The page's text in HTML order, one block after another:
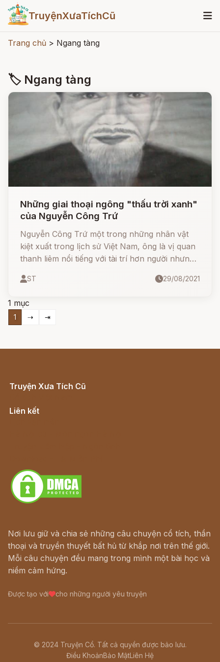
TruyệnXưaTíchCũ
Trang chủ > Ngang tàng
🏷 Ngang tàng
Những giai thoại ngông "thấu trời xanh"
của Nguyễn Công Trứ
Nguyễn Công Trứ một trong những nhân vật
kiệt xuất trong lịch sử Việt Nam, ông là vị quan
thanh liêm nổi tiếng với tài trí hơn người nhưng
nghễ.
ST 29/08/2021
1 mục
1 ⇢ ⇥
Truyện Xưa Tích Cũ
Liên kết
Nơi lưu giữ và chia sẻ những câu chuyện cổ tích, thần
thoại và truyền thuyết bất hủ từ khắp nơi trên thế giới.
Mỗi câu chuyện đều mang trong mình một bài học và
niềm cảm hứng.
Được tạo với cho những người yêu truyện
© 2024 Truyện Cổ. Tất cả quyền được bảo lưu.
Điều KhoảnBảo MậtLiên Hệ